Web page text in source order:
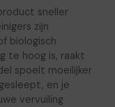
sneller
zijn
biologisch
te hoog is, raakt
spoelt moeilijker
en je
vervuiling